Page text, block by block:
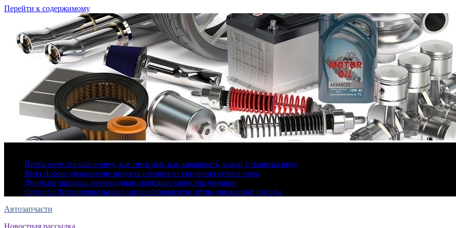
Перейти к содержимому
Йерба мате: польза и вред, как пить чай, как заваривать, какой у напитка вкус
Врач Лобан: увлажнение воздуха избавит от синдрома сухого глаза
Диетолог раскрыл неочевидные полезные свойства черники
Ортопед Литвиненко назвал самую безопасную обувь для жаркой погоды
Автозапчасти
Новостная рассылка